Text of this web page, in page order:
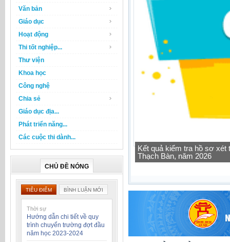
Văn bản
Giáo dục
Hoạt động
Thi tốt nghiệp...
Thư viện
Khoa học
Công nghệ
Chia sẻ
Giáo dục địa...
Phát triển năng...
Các cuộc thi dành...
CHỦ ĐỀ NÓNG
TIÊU ĐIỂM BÌNH LUẬN MỚI
Thời sự
Hướng dẫn chi tiết về quy
trình chuyển trường đợt đầu
năm học 2023-2024
Kết quả kiểm tra hồ sơ
Thạch Bàn, năm 2026
Tra cứu thông tin lớp học